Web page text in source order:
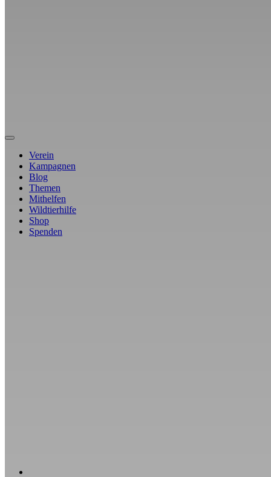
Verein
Kampagnen
Blog
Themen
Mithelfen
Wildtierhilfe
Shop
Spenden